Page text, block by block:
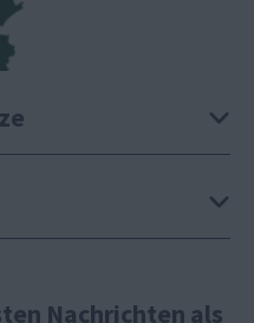
Nachrichten als